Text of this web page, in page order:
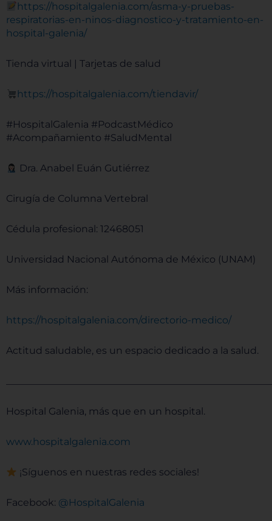
https://hospitalgalenia.com/asma-y-pruebas-
respiratorias-en-ninos-diagnostico-y-tratamiento-en-
hospital-galenia/
Tienda virtual | Tarjetas de salud
⁠⁠⁠⁠⁠⁠⁠⁠⁠⁠⁠⁠⁠⁠⁠⁠⁠⁠⁠⁠⁠⁠⁠⁠⁠⁠⁠⁠⁠⁠⁠⁠⁠⁠⁠⁠⁠⁠⁠⁠⁠⁠⁠⁠⁠⁠⁠⁠⁠⁠⁠⁠https://hospitalgalenia.com/tiendavir/⁠⁠⁠⁠⁠⁠⁠⁠⁠⁠⁠⁠⁠⁠⁠⁠⁠⁠⁠⁠⁠⁠⁠⁠⁠⁠⁠⁠⁠⁠⁠⁠⁠⁠⁠⁠⁠⁠⁠⁠⁠⁠⁠⁠⁠⁠⁠⁠⁠⁠⁠⁠
#HospitalGalenia #PodcastMédico
#Acompañamiento #SaludMental
Dra. Anabel Euán Gutiérrez
Cirugía de Columna Vertebral
Cédula profesional: 12468051
Universidad Nacional Autónoma de México (UNAM)
Más información:
⁠⁠⁠⁠⁠⁠⁠⁠⁠⁠⁠⁠⁠⁠⁠⁠⁠⁠⁠⁠⁠⁠⁠⁠⁠⁠⁠⁠⁠⁠⁠⁠⁠⁠⁠⁠⁠⁠⁠⁠⁠⁠⁠⁠⁠⁠⁠⁠⁠⁠⁠⁠https://hospitalgalenia.com/directorio-medico/⁠⁠⁠⁠⁠⁠⁠⁠⁠⁠⁠⁠⁠⁠⁠⁠⁠⁠⁠⁠⁠⁠⁠⁠⁠⁠⁠⁠⁠⁠⁠⁠⁠⁠⁠⁠⁠⁠⁠⁠⁠⁠⁠⁠⁠⁠⁠⁠⁠⁠⁠⁠
Actitud saludable, es un espacio dedicado a la salud.
Hospital Galenia, más que en un hospital.
⁠⁠⁠⁠⁠⁠⁠⁠⁠⁠⁠⁠⁠⁠⁠⁠⁠⁠⁠⁠⁠⁠⁠⁠⁠⁠⁠⁠⁠⁠⁠⁠⁠⁠⁠⁠⁠⁠⁠⁠⁠⁠⁠⁠⁠⁠⁠⁠⁠⁠⁠⁠www.hospitalgalenia.com⁠⁠⁠⁠⁠⁠⁠⁠⁠⁠⁠⁠⁠⁠⁠⁠⁠⁠⁠⁠⁠⁠⁠⁠⁠⁠⁠⁠⁠⁠⁠⁠⁠⁠⁠⁠⁠⁠⁠⁠⁠⁠⁠⁠⁠⁠⁠⁠⁠⁠⁠⁠
¡Síguenos en nuestras redes sociales!
Facebook: ⁠⁠⁠⁠⁠⁠⁠⁠⁠⁠⁠⁠⁠⁠⁠⁠⁠⁠⁠⁠⁠⁠⁠⁠⁠⁠⁠⁠⁠⁠⁠⁠⁠⁠⁠⁠⁠⁠⁠⁠⁠⁠⁠⁠⁠⁠⁠⁠⁠⁠⁠⁠ @HospitalGalenia⁠⁠⁠⁠⁠⁠⁠⁠⁠⁠⁠⁠⁠⁠⁠⁠⁠⁠⁠⁠⁠⁠⁠⁠⁠⁠⁠⁠⁠⁠⁠⁠⁠⁠⁠⁠⁠⁠⁠⁠⁠⁠⁠⁠⁠⁠⁠⁠⁠⁠⁠⁠